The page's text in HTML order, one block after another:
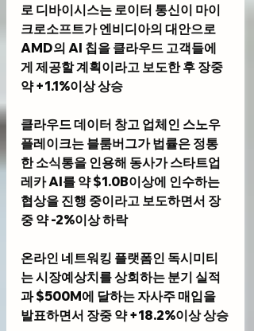
로 디바이시스는 로이터 통신이 마이
크로소프트가 엔비디아의 대안으로
AMD의 AI 칩을 클라우드 고객들에
게 제공할 계획이라고 보도한 후 장중
약 +1.1%이상 상승
클라우드 데이터 창고 업체인 스노우
플레이크는 블룸버그가 법률은 정통
한 소식통을 인용해 동사가 스타트업
레카 AI를 약 $1.0B이상에 인수하는
협상을 진행 중이라고 보도하면서 장
중 약 -2%이상 하락
온라인 네트워킹 플랫폼인 독시미티
는 시장예상치를 상회하는 분기 실적
과 $500M에 달하는 자사주 매입을
발표하면서 장중 약 +18.2%이상 상승